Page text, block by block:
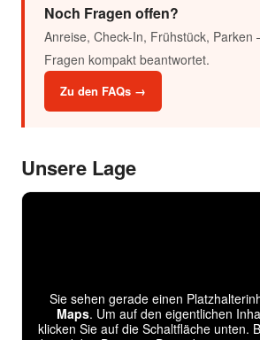
Noch Fragen offen?
Anreise, Check-In, Frühstück,
Fragen kompakt beantwortet.
Zu den FAQs →
Unsere Lage
Sie sehen gerade einen
Maps. Um auf den eigentlichen
klicken Sie auf die Schaltfläche unten.